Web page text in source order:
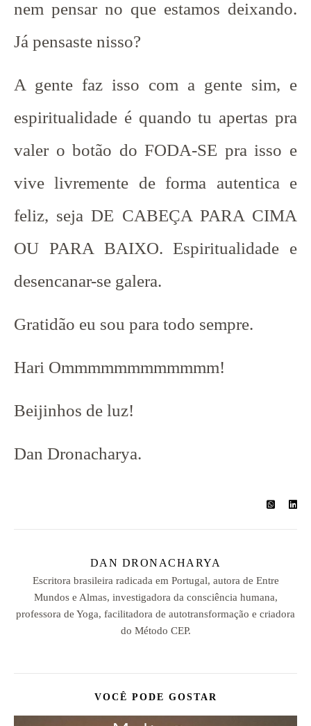
nem pensar no que estamos deixando.
Já pensaste nisso?
A gente faz isso com a gente sim, e
espiritualidade é quando tu apertas pra
valer o botão do FODA-SE pra isso e
vive livremente de forma autentica e
feliz, seja DE CABEÇA PARA CIMA
OU PARA BAIXO. Espiritualidade e
desencanar-se galera.
Gratidão eu sou para todo sempre.
Hari Ommmmmmmmmmmm!
Beijinhos de luz!
Dan Dronacharya.
DAN DRONACHARYA
Escritora brasileira radicada em Portugal, autora de Entre
Mundos e Almas, investigadora da consciência humana,
professora de Yoga, facilitadora de autotransformação e criadora
do Método CEP.
VOCÊ PODE GOSTAR